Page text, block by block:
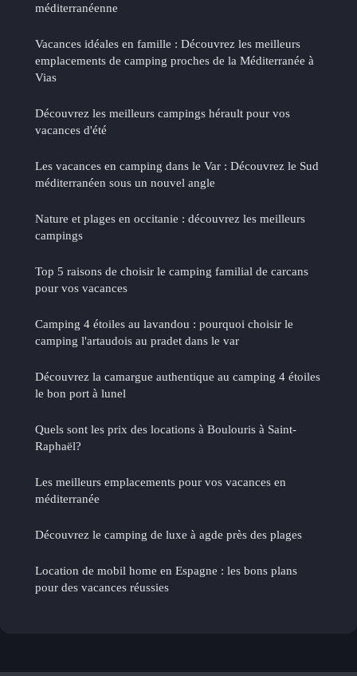
méditerranéenne
Vacances idéales en famille : Découvrez les meilleurs
emplacements de camping proches de la Méditerranée à
Vias
Découvrez les meilleurs campings hérault pour vos
vacances d'été
Les vacances en camping dans le Var : Découvrez le Sud
méditerranéen sous un nouvel angle
Nature et plages en occitanie : découvrez les meilleurs
campings
Top 5 raisons de choisir le camping familial de carcans
pour vos vacances
Camping 4 étoiles au lavandou : pourquoi choisir le
camping l'artaudois au pradet dans le var
Découvrez la camargue authentique au camping 4 étoiles
le bon port à lunel
Quels sont les prix des locations à Boulouris à Saint-
Raphaël?
Les meilleurs emplacements pour vos vacances en
méditerranée
Découvrez le camping de luxe à agde près des plages
Location de mobil home en Espagne : les bons plans
pour des vacances réussies